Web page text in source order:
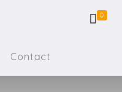
Contact
0